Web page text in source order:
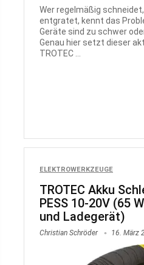
Wer regelmäßig
entgratet, kennt das
Geräte sind zu schwer
Genau hier setzt dieser
TROTEC ...
ELEKTROWERKZEUGE
TROTEC Akku
PESS 10-20V (65
und Ladegerät)
Christian Schröder 16. März